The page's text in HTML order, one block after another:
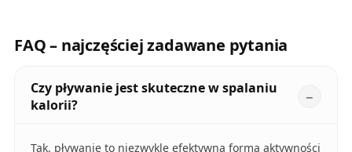
FAQ – najczęściej zadawane pytania
Czy pływanie jest skuteczne w spalaniu
kalorii?
Tak, pływanie to niezwykle efektywna forma aktywności